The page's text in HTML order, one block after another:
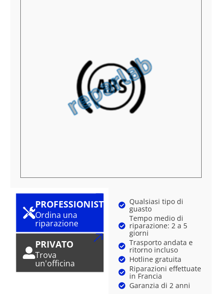
PROFESSIONISTA
Ordina una
riparazione
PRIVATO
Trova
un'officina
Qualsiasi tipo di
guasto
Tempo medio di
riparazione: 2 a 5
giorni
Trasporto andata e
ritorno incluso
Hotline gratuita
Riparazioni effettuate
in Francia
Garanzia di 2 anni